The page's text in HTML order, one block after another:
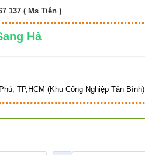
137 ( Ms Tiên )
Hà
TP,HCM (Khu Công Nghiệp Tân Bình)